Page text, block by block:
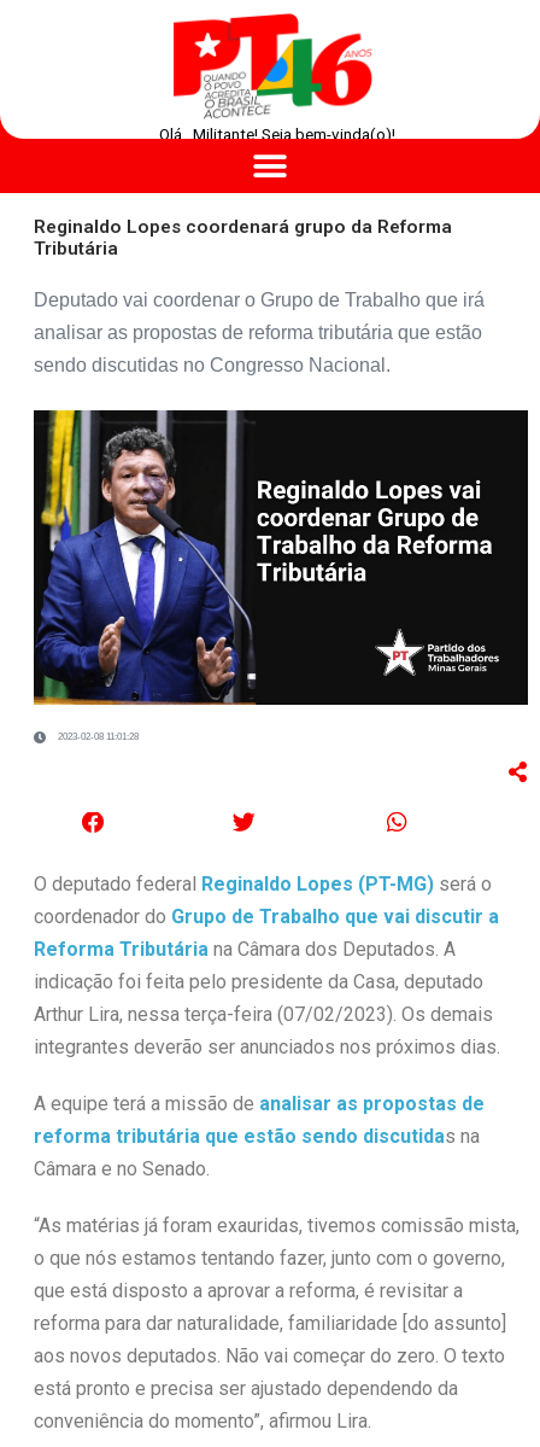
Olá , Militante! Seja bem-vinda(o)!
Reginaldo Lopes coordenará grupo da Reforma
Tributária
Deputado vai coordenar o Grupo de Trabalho que irá
analisar as propostas de reforma tributária que estão
sendo discutidas no Congresso Nacional.
2023-02-08 11:01:28
O deputado federal Reginaldo Lopes (PT-MG)será o
coordenador do Grupo de Trabalho que vai discutir a
Reforma Tributária na Câmara dos Deputados. A
indicação foi feita pelo presidente da Casa, deputado
Arthur Lira, nessa terça-feira (07/02/2023). Os demais
integrantes deverão ser anunciados nos próximos dias.
A equipe terá a missão de analisar as propostas de
reforma tributária que estão sendo discutidas na
Câmara e no Senado.
“As matérias já foram exauridas, tivemos comissão mista,
o que nós estamos tentando fazer, junto com o governo,
que está disposto a aprovar a reforma, é revisitar a
reforma para dar naturalidade, familiaridade [do assunto]
aos novos deputados. Não vai começar do zero. O texto
está pronto e precisa ser ajustado dependendo da
conveniência do momento”, afirmou Lira.